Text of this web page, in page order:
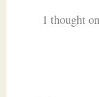
1 thought